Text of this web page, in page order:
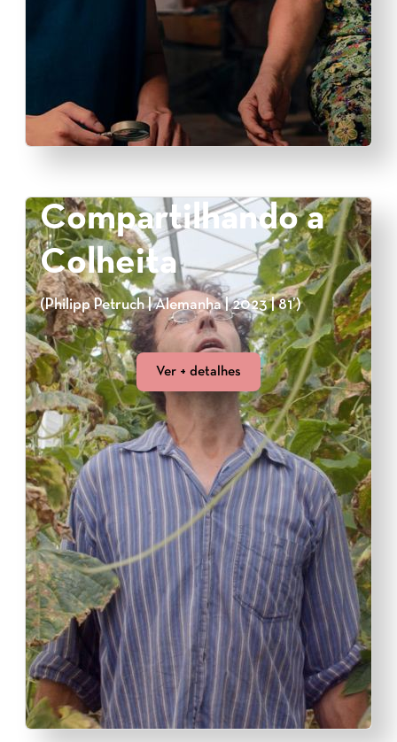
Compartilhando a
Colheita
(Philipp Petruch | Alemanha | 2023 | 81’)
Ver + detalhes